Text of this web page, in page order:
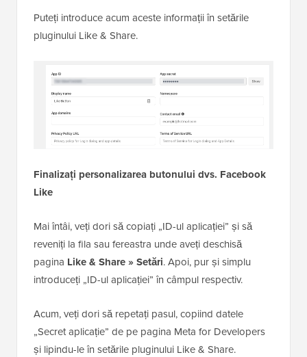
Puteți introduce acum aceste informații în setările
pluginului Like & Share.
Finalizați personalizarea butonului dvs. Facebook
Like
Mai întâi, veți dori să copiați „ID-ul aplicației” și să
reveniți la fila sau fereastra unde aveți deschisă
pagina Like & Share » Setări. Apoi, pur și simplu
introduceți „ID-ul aplicației” în câmpul respectiv.
Acum, veți dori să repetați pasul, copiind datele
„Secret aplicație” de pe pagina Meta for Developers
și lipindu-le în setările pluginului Like & Share.